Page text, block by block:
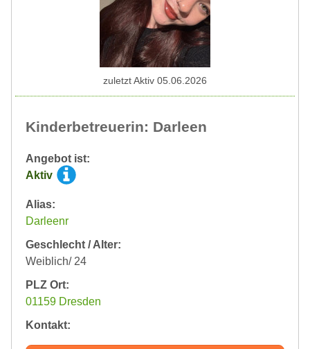
Kinderbetreuerin: Darleen
Angebot ist:
Aktiv
Alias:
Darleenr
Geschlecht / Alter:
Weiblich/ 24
PLZ Ort:
01159 Dresden
Kontakt:
zuletzt Aktiv 05.06.2026